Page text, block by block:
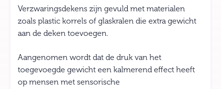
Verzwaringsdekens zijn gevuld met materialen
zoals plastic korrels of glaskralen die extra gewicht
aan de deken toevoegen.
Aangenomen wordt dat de druk van het
toegevoegde gewicht een kalmerend effect heeft
op mensen met sensorische